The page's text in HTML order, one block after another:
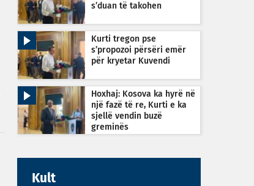
s’duan të takohen
Kurti tregon pse
s’propozoi përsëri emër
për kryetar Kuvendi
Hoxhaj: Kosova ka hyrë në
një fazë të re, Kurti e ka
sjellë vendin buzë
greminës
Kult